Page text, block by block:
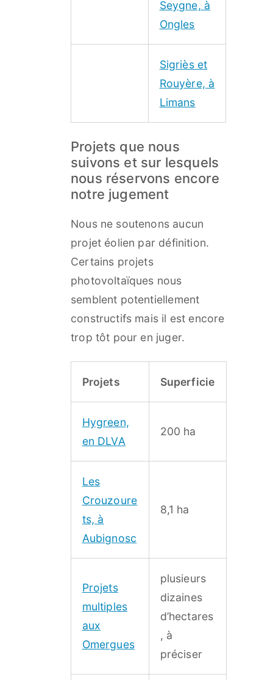
Seygne, à
Ongles
Sigriès et
Rouyère, à
Limans
Projets que nous
suivons et sur lesquels
nous réservons encore
notre jugement
Nous ne soutenons aucun
projet éolien par définition.
Certains projets
photovoltaïques nous
semblent potentiellement
constructifs mais il est encore
trop tôt pour en juger.
Projets Superficie
Hygreen,
en DLVA
200 ha
Les
Crouzoure
ts, à
Aubignosc
8,1 ha
Projets
multiples
aux
Omergues
plusieurs
dizaines
d’hectares
, à
préciser